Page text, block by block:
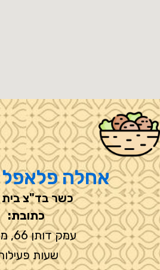
אחלה פלאפל
כשר בד"צ בית
כתובת:
עמק דותן 66, מודיעין
שעות